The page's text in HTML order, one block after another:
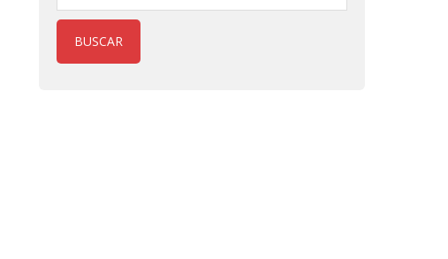
BUSCAR